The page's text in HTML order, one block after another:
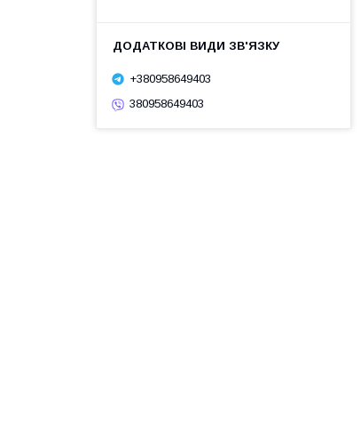
+380958649403
380958649403